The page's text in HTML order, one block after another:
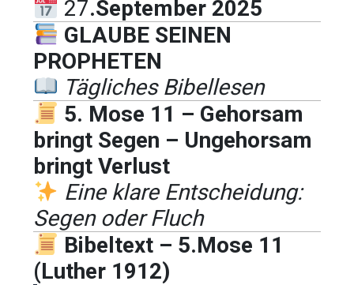
27.September 2025
GLAUBE SEINEN
PROPHETEN
Tägliches Bibellesen
5. Mose 11 – Gehorsam
bringt Segen – Ungehorsam
bringt Verlust
Eine klare Entscheidung:
Segen oder Fluch
Bibeltext – 5.Mose 11
(Luther 1912)